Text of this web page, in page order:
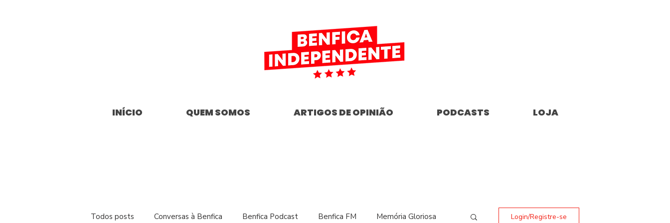
INÍCIO QUEM SOMOS ARTIGOS DE OPINIÃO PODCASTS LOJA
Todos posts Conversas à Benfica Benfica Podcast Benfica FM Memória Gloriosa Login/Registre-se